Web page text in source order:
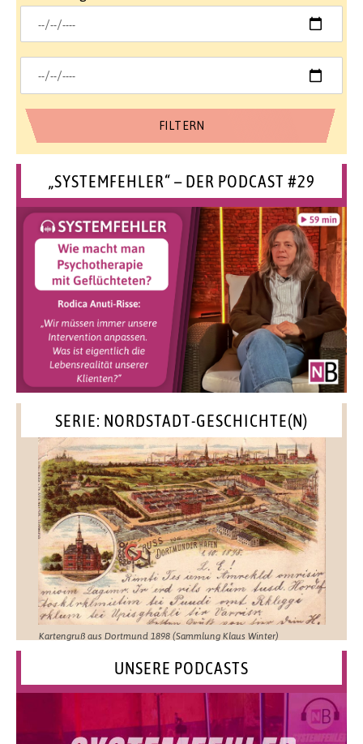
„SYSTEMFEHLER“ – DER PODCAST #29
SERIE: NORDSTADT-GESCHICHTE(N)
Kartengruß aus Dortmund 1898 (Sammlung Klaus Winter)
UNSERE PODCASTS